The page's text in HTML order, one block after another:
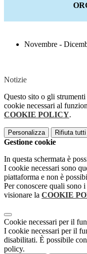
Novembre -
Notizie
Questo sito o gli
cookie necessari al
COOKIE POLICY.
Personalizza Rifiuta tutti
Gestione cookie
In questa schermata è
I cookie necessari sono
piattaforma e non è
Per conoscere quali sono
visionare la COOKIE
Cookie necessari per il
I cookie necessari per il
disabilitati. È possibile
policy.